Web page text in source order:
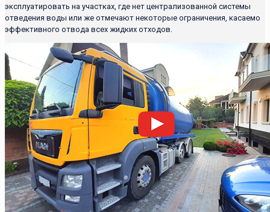
эксплуатировать на участках, где нет централизованной системы
отведения воды или же отмечают некоторые ограничения, касаемо
эффективного отвода всех жидких отходов.